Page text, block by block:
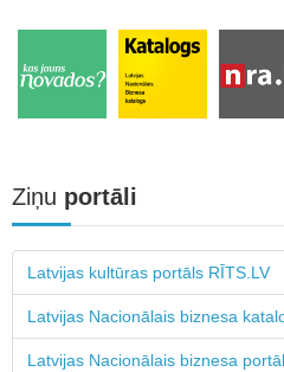
Ziņu portāli
Latvijas kultūras portāls RĪTS.LV
Latvijas Nacionālais biznesa
Latvijas Nacionālais biznesa